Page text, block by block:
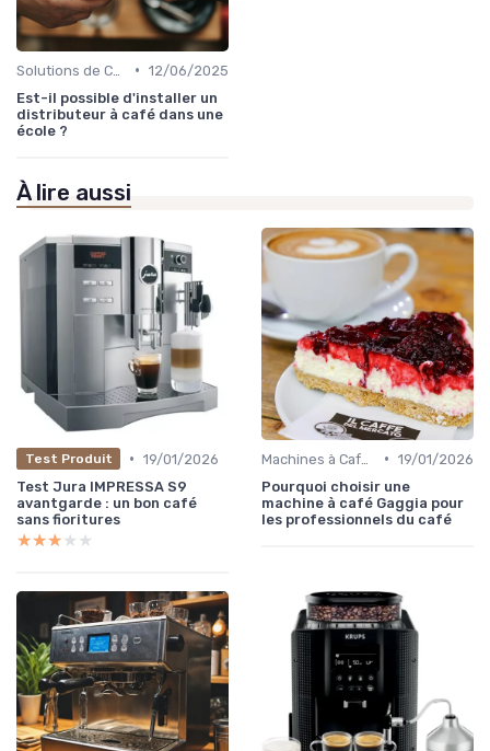
• 12/06/2025
Est-il possible d'installer un
distributeur à café dans une
école ?
À lire aussi
Test Produit • 19/01/2026
Test Jura IMPRESSA S9
avantgarde : un bon café
sans fioritures
★★★★★
★★★★★
• 19/01/2026
Pourquoi choisir une
machine à café Gaggia pour
les professionnels du café